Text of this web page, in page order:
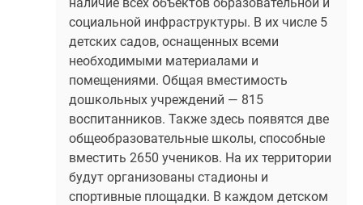
социальной инфраструктуры. В их числе 5
детских садов, оснащенных всеми
необходимыми материалами и
помещениями. Общая вместимость
дошкольных учреждений — 815
воспитанников. Также здесь появятся две
общеобразовательные школы, способные
вместить 2650 учеников. На их территории
будут организованы стадионы и
спортивные площадки. В каждом детском